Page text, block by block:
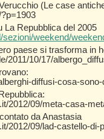
(Le case
La Repubblica del 2005
weekend/
paese si trasforma in
2011/10/17/
diffusi-cosa-
2012/09/meta-casa-
da Anastasia
2012/09/lad-castello-di-